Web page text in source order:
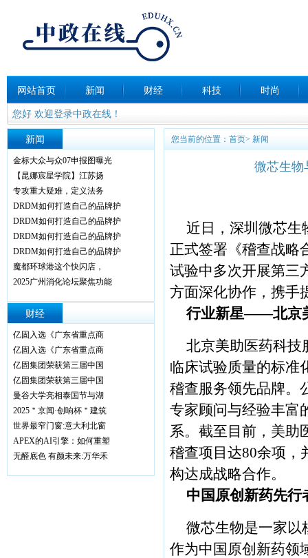
网站首页 新闻 财经 科技 时尚
您好 欢迎登录中政在线！
新闻
金标大众与众07申报图曝光
【昆娜宸星学院】江苏扬
专攻重大疑难，定义法务
DRDM如何打造自己的品牌护
DRDM如何打造自己的品牌护
DRDM如何打造自己的品牌护
DRDM如何打造自己的品牌护
魔都环球港这个快闪店，
2025广州消化论坛聚焦功能
财经
亿固入选《广东省重点商
亿固入选《广东省重点商
亿固集团荣获第三届中国
亿固集团荣获第三届中国
曼谷大学亮相泰国节与湖
2025＂京闻·创响杯＂建筑
世界最窄门窗:意大利北窗
​APEX的AI引擎：如何重塑
无醛底色 有颜未来:万华禾
您当前的位置： 首页> 新闻
微芯生物
近日，深圳微芯生
正式签署《稽查战略
试验中多次开展第三
方面深化协作，携手
行业新星——北京
北京美助医药科技
临床试验质量的标准
稽查服务领先品牌。
专家顾问与经验丰富
系。截至目前，美助
稽查项目达80余项，
构达成战略合作。
中国原创新药先
微芯生物是一家以
作为中国原创新药领